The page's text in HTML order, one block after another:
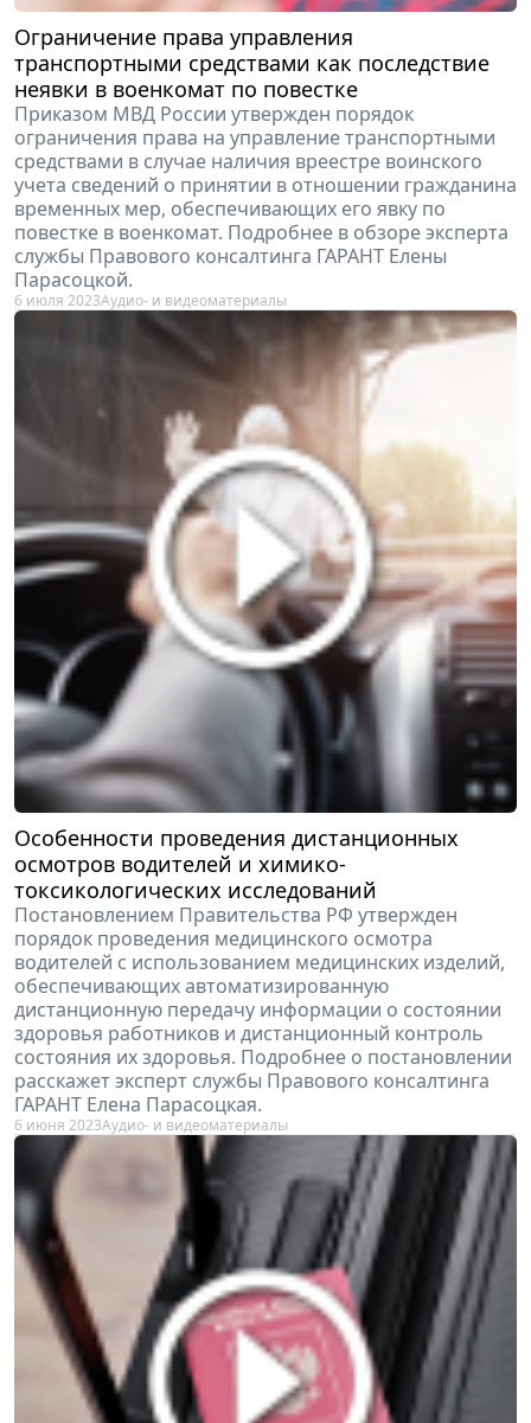
Ограничение права управления
транспортными средствами как последствие
неявки в военкомат по повестке
Приказом МВД России утвержден порядок
ограничения права на управление транспортными
средствами в случае наличия вреестре воинского
учета сведений о принятии в отношении гражданина
временных мер, обеспечивающих его явку по
повестке в военкомат. Подробнее в обзоре эксперта
службы Правового консалтинга ГАРАНТ Елены
Парасоцкой.
6 июля 2023Аудио- и видеоматериалы
Особенности проведения дистанционных
осмотров водителей и химико-
токсикологических исследований
Постановлением Правительства РФ утвержден
порядок проведения медицинского осмотра
водителей с использованием медицинских изделий,
обеспечивающих автоматизированную
дистанционную передачу информации о состоянии
здоровья работников и дистанционный контроль
состояния их здоровья. Подробнее о постановлении
расскажет эксперт службы Правового консалтинга
ГАРАНТ Елена Парасоцкая.
6 июня 2023Аудио- и видеоматериалы